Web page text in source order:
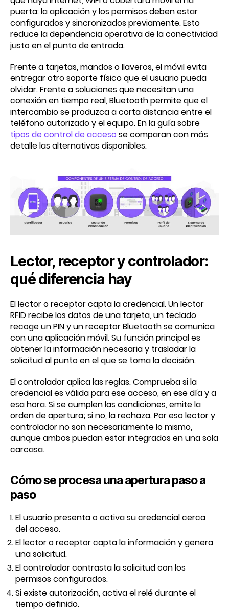
puerta: la aplicación y los permisos deben estar
configurados y sincronizados previamente. Esto
reduce la dependencia operativa de la conectividad
justo en el punto de entrada.
Frente a tarjetas, mandos o llaveros, el móvil evita
entregar otro soporte físico que el usuario pueda
olvidar. Frente a soluciones que necesitan una
conexión en tiempo real, Bluetooth permite que el
intercambio se produzca a corta distancia entre el
teléfono autorizado y el equipo. En la guía sobre
tipos de control de acceso se comparan con más
detalle las alternativas disponibles.
Lector, receptor y controlador:
qué diferencia hay
El lector o receptor capta la credencial. Un lector
RFID recibe los datos de una tarjeta, un teclado
recoge un PIN y un receptor Bluetooth se comunica
con una aplicación móvil. Su función principal es
obtener la información necesaria y trasladar la
solicitud al punto en el que se toma la decisión.
El controlador aplica las reglas. Comprueba si la
credencial es válida para ese acceso, en ese día y a
esa hora. Si se cumplen las condiciones, emite la
orden de apertura; si no, la rechaza. Por eso lector y
controlador no son necesariamente lo mismo,
aunque ambos puedan estar integrados en una sola
carcasa.
Cómo se procesa una apertura paso a
paso
El usuario presenta o activa su credencial cerca
del acceso.
El lector o receptor capta la información y genera
una solicitud.
El controlador contrasta la solicitud con los
permisos configurados.
Si existe autorización, activa el relé durante el
tiempo definido.